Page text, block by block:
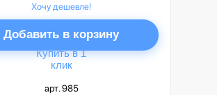
Хочу дешевле!
Добавить в корзину
Купить в 1
клик
арт. 985